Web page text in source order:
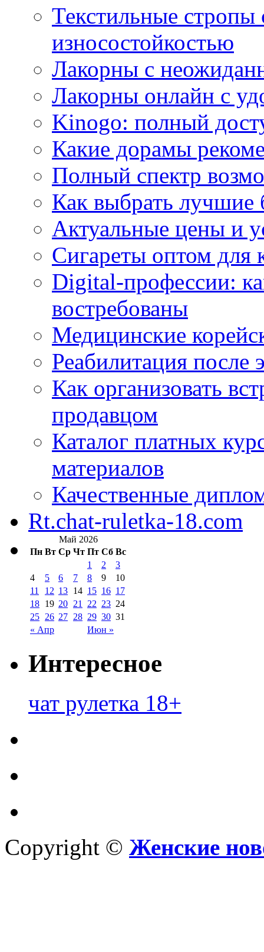
Текстильные
износостойкостью
Лакорны с
Лакорны онлайн с
Kinogo: полный
Какие дорамы
Полный спектр
Как выбрать
Актуальные цены и
Сигареты оптом для
Digital-профессии:
востребованы
Медицинские
Реабилитация после
Как организовать
продавцом
Каталог платных
материалов
Качественные
Rt.chat-ruletka-18.com
Май 2026
Пн Вт Ср Чт Пт Сб Вс
« Апр Июн »
1 2
3
4
5 6 7 8 9
10
11
12 13 14 15 16 17
18 19 20 21 22 23 24
25 26 27 28 29 30 31
Интересное
чат рулетка 18+
Copyright © Женские